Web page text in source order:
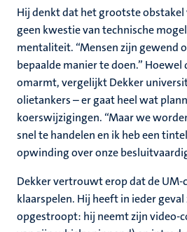
Hij denkt dat het grootste
geen kwestie van technische
mentaliteit. “Mensen zijn gewend
bepaalde manier te doen.”
omarmt, vergelijkt Dekker
olietankers – er gaat heel wat
koerswijzigingen. “Maar we
snel te handelen en ik heb een
opwinding over onze
Dekker vertrouwt erop dat de
klaarspelen. Hij heeft in ieder
opgestroopt: hij neemt zijn video-